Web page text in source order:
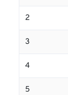
2
3
4
5